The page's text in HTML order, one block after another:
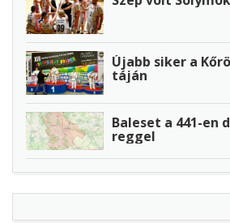
Újabb siker a
táján
Baleset a 441-en
reggel